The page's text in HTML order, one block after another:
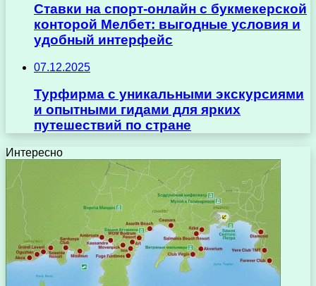
Ставки на спорт-онлайн с букмекерской
конторой Мелбет: выгодные условия и
удобный интерфейс
07.12.2025
Турфирма с уникальными экскурсиями
и опытными гидами для ярких
путешествий по стране
Интересно